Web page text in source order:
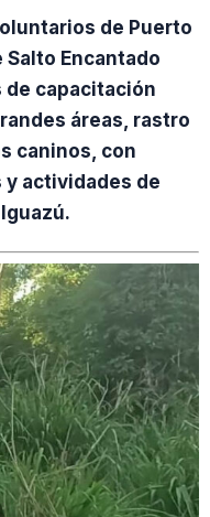
de Puerto
Salto Encantado
capacitación
áreas, rastro
caninos, con
actividades de